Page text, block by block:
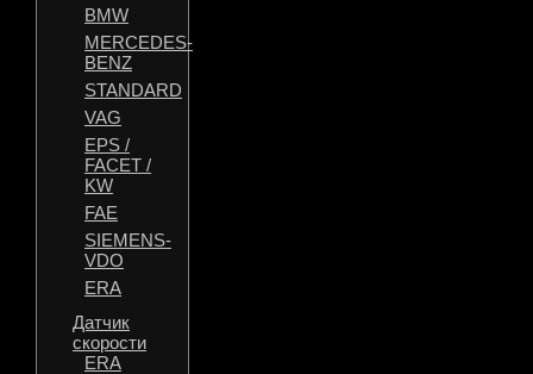
BMW
MERCEDES-
BENZ
STANDARD
VAG
EPS /
FACET /
KW
FAE
SIEMENS-
VDO
ERA
Датчик
скорости
ERA